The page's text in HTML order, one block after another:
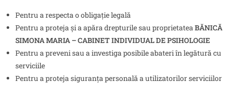
Pentru a respecta o obligație legală
Pentru a proteja și a apăra drepturile sau proprietateaBĂNICĂ
SIMONA MARIA – CABINET INDIVIDUAL DE PSIHOLOGIE
Pentru a preveni sau a investiga posibile abateri în legătură cu
serviciile
Pentru a proteja siguranța personală a utilizatorilor serviciilor